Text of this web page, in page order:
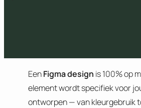
EenFigma design is 100% op
element wordt specifiek voor
ontworpen — van kleurgebruik